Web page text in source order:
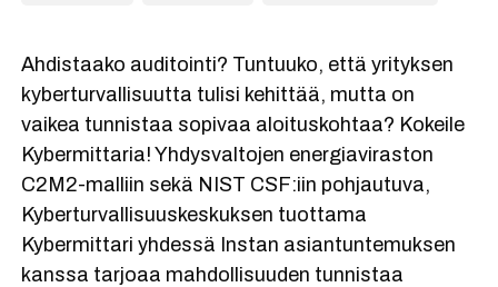
Ahdistaako auditointi? Tuntuuko, että yrityksen
kyberturvallisuutta tulisi kehittää, mutta on
vaikea tunnistaa sopivaa aloituskohtaa? Kokeile
Kybermittaria! Yhdysvaltojen energiaviraston
C2M2-malliin sekä NIST CSF:iin pohjautuva,
Kyberturvallisuuskeskuksen tuottama
Kybermittari yhdessä Instan asiantuntemuksen
kanssa tarjoaa mahdollisuuden tunnistaa